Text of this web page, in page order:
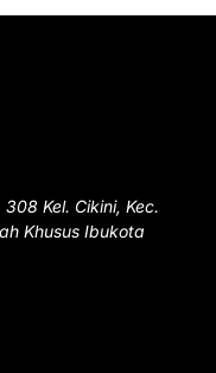
Kel. Cikini, Kec.
Khusus Ibukota